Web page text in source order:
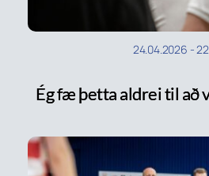
24.04.2026 -
Ég fæ þetta aldrei til að